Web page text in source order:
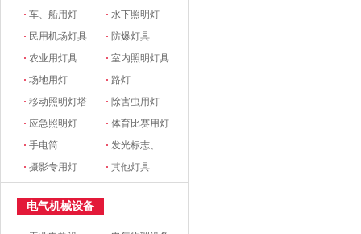
·车、船用灯 ·水下照明灯
· 民用机场灯具 · 防爆灯具
·农业用灯具 ·室内照明灯具
·场地用灯 · 路灯
·移动照明灯塔 · 除害虫用灯
· 应急照明灯 ·体育比赛用灯
·手电筒 ·发光标志、铭牌
·摄影专用灯 ·其他灯具
电气机械设备